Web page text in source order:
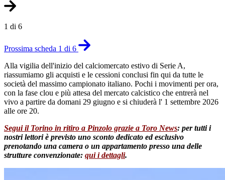
1 di 6
Prossima scheda 1 di 6
Alla vigilia dell'inizio del calciomercato estivo di Serie A,
riassumiamo gli acquisti e le cessioni conclusi fin qui da tutte le
società del massimo campionato italiano. Pochi i movimenti per ora,
con la fase clou e più attesa del mercato calcistico che entrerà nel
vivo a partire da domani 29 giugno e si chiuderà l' 1 settembre 2026
alle ore 20.
Segui il Torino in ritiro a Pinzolo grazie a Toro News: per tutti i
nostri lettori è previsto uno sconto dedicato ed esclusivo
prenotando una camera o un appartamento presso una delle
strutture convenzionate: qui i dettagli.